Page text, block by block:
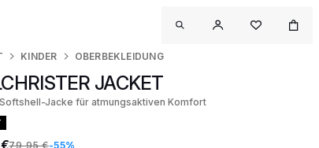
KINDER OBERBEKLEIDUNG
JACKET
Jacke für atmungsaktiven Komfort
79,95 €-55%